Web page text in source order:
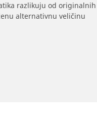
razlikuju od
alternativnu veličinu